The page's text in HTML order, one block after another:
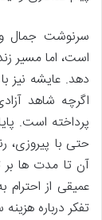
سرنوشت جمال و
است، اما مسیر
دهد. عایشه نیز
اگرچه شاهد
پرداخته است.
حتی با
آن تا مدت ها
عمیقی از احترام
تفکر درباره